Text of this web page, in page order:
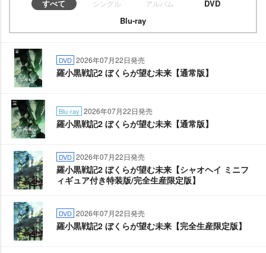
すべて シングル アルバム
DVD
Blu-ray
DVD 2026年07月22日発売
羅小黒戦記2 ぼくらが望む未来【通常版】
Blu-ray 2026年07月22日発売
羅小黒戦記2 ぼくらが望む未来【通常版】
DVD 2026年07月22日発売
羅小黒戦記2 ぼくらが望む未来【シャオヘイ ミニフ
ィギュア付き特装版/完全生産限定版】
DVD 2026年07月22日発売
羅小黒戦記2 ぼくらが望む未来【完全生産限定版】